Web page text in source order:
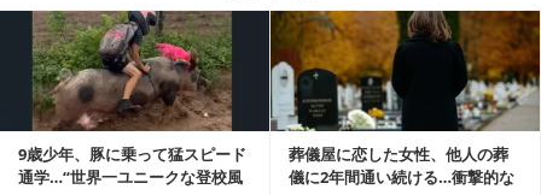
9歳少年、豚に乗って猛スピード
通学…“世界一ユニークな登校風
葬儀屋に恋した女性、他人の葬
儀に2年間通い続ける…衝撃的な
記事を読む